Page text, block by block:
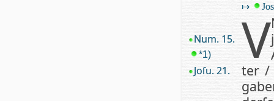
↦
Num. 15.
*1)
Joſu. 21. V
ter /